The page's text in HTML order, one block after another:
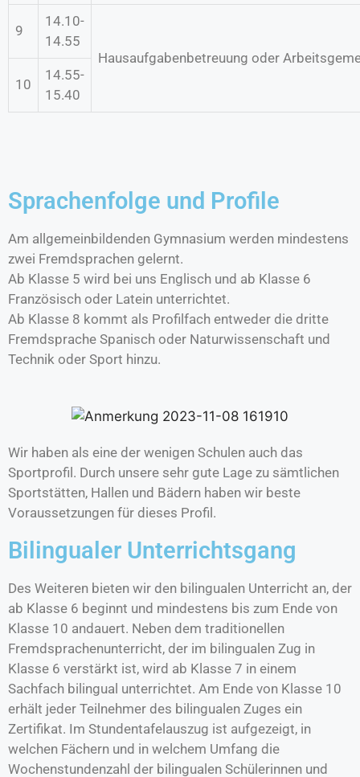
9
14.10-
14.55
Hausaufgabenbetreuung oder
10
14.55-
15.40
Sprachenfolge und Profile
Am allgemeinbildenden Gymnasium werden mindestens
zwei Fremdsprachen gelernt.
Ab Klasse 5 wird bei uns Englisch und ab Klasse 6
Französisch oder Latein unterrichtet.
Ab Klasse 8 kommt als Profilfach entweder die dritte
Fremdsprache Spanisch oder Naturwissenschaft und
Technik oder Sport hinzu.
Wir haben als eine der wenigen Schulen auch das
Sportprofil. Durch unsere sehr gute Lage zu sämtlichen
Sportstätten, Hallen und Bädern haben wir beste
Voraussetzungen für dieses Profil.
Bilingualer Unterrichtsgang
Des Weiteren bieten wir den bilingualen Unterricht an, der
ab Klasse 6 beginnt und mindestens bis zum Ende von
Klasse 10 andauert. Neben dem traditionellen
Fremdsprachenunterricht, der im bilingualen Zug in
Klasse 6 verstärkt ist, wird ab Klasse 7 in einem
Sachfach bilingual unterrichtet. Am Ende von Klasse 10
erhält jeder Teilnehmer des bilingualen Zuges ein
Zertifikat. Im Stundentafelauszug ist aufgezeigt, in
welchen Fächern und in welchem Umfang die
Wochenstundenzahl der bilingualen Schülerinnen und